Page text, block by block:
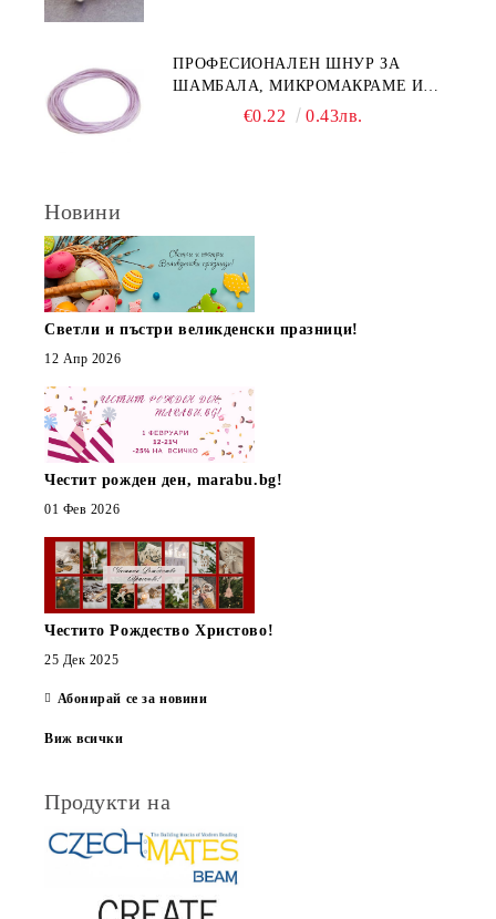
ПРОФЕСИОНАЛЕН ШНУР ЗА
ШАМБАЛА, МИКРОМАКРАМЕ И
ВЪЗЛИ,GRIFFIN, ЦВЯТ ЛЮЛЯК1ММ
€0.22 0.43лв.
Новини
Светли и пъстри великденски празници!
12 Апр 2026
Честит рожден ден, marabu.bg!
01 Фев 2026
Честито Рождество Христово!
25 Дек 2025
Абонирай се за новини
Виж всички
Продукти на